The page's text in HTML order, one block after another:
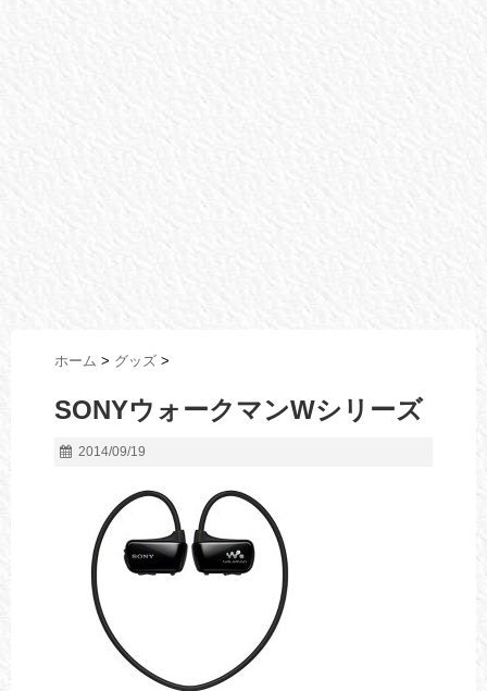
ホーム > グッズ >
SONYウォークマンWシリーズ
2014/09/19